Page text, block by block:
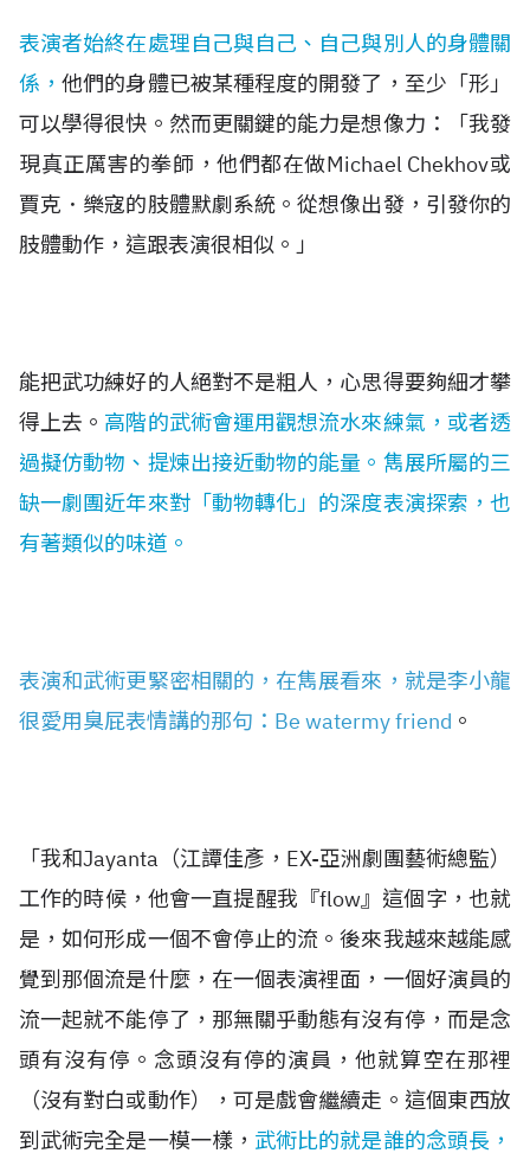
表演者始終在處理自己與自己、自己與別人的身體關
係，他們的身體已被某種程度的開發了，至少「形」
可以學得很快。然而更關鍵的能力是想像力：「我發
現真正厲害的拳師，他們都在做Michael Chekhov或
賈克．樂寇的肢體默劇系統。從想像出發，引發你的
肢體動作，這跟表演很相似。」
能把武功練好的人絕對不是粗人，心思得要夠細才攀
得上去。 高階的武術會運用觀想流水來練氣，或者透
過擬仿動物、提煉出接近動物的能量。雋展所屬的三
缺一劇團近年來對「動物轉化」的深度表演探索，也
有著類似的味道。
表演和武術更緊密相關的，在雋展看來，就是李小龍
很愛用臭屁表情講的那句：Be watermy friend 。
「我和Jayanta（江譚佳彥，EX-亞洲劇團藝術總監）
工作的時候，他會一直提醒我『flow』這個字，也就
是，如何形成一個不會停止的流。後來我越來越能感
覺到那個流是什麼，在一個表演裡面，一個好演員的
流一起就不能停了，那無關乎動態有沒有停，而是念
頭有沒有停。念頭沒有停的演員，他就算空在那裡
（沒有對白或動作），可是戲會繼續走。這個東西放
到武術完全是一模一樣， 武術比的就是誰的念頭長，